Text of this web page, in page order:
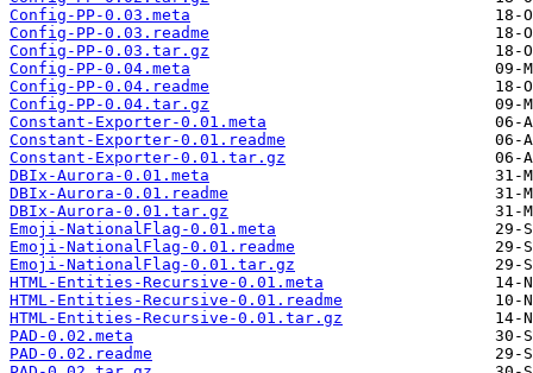
Config-PP-0.03.meta
Config-PP-0.03.readme
Config-PP-0.03.tar.gz
Config-PP-0.04.meta
Config-PP-0.04.readme
Config-PP-0.04.tar.gz
Constant-Exporter-0.01.meta
Constant-Exporter-0.01.readme
Constant-Exporter-0.01.tar.gz
DBIx-Aurora-0.01.meta
DBIx-Aurora-0.01.readme
DBIx-Aurora-0.01.tar.gz
Emoji-NationalFlag-0.01.meta
Emoji-NationalFlag-0.01.readme
Emoji-NationalFlag-0.01.tar.gz
HTML-Entities-Recursive-0.01.meta
HTML-Entities-Recursive-0.01.readme
HTML-Entities-Recursive-0.01.tar.gz
PAD-0.02.meta
PAD-0.02.readme